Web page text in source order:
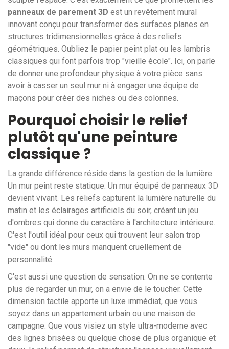
panneaux de parement 3D est un revêtement mural
innovant conçu pour transformer des surfaces planes en
structures tridimensionnelles grâce à des reliefs
géométriques . Oubliez le papier peint plat ou les lambris
classiques qui font parfois trop "vieille école". Ici, on parle
de donner une profondeur physique à votre pièce sans
avoir à casser un seul mur ni à engager une équipe de
maçons pour créer des niches ou des colonnes.
Pourquoi choisir le relief
plutôt qu'une peinture
classique ?
La grande différence réside dans la gestion de la lumière.
Un mur peint reste statique. Un mur équipé de panneaux 3D
devient vivant. Les reliefs capturent la lumière naturelle du
matin et les éclairages artificiels du soir, créant un jeu
d'ombres qui donne du caractère à l'architecture intérieure.
C'est l'outil idéal pour ceux qui trouvent leur salon trop
"vide" ou dont les murs manquent cruellement de
personnalité.
C'est aussi une question de sensation. On ne se contente
plus de regarder un mur, on a envie de le toucher. Cette
dimension tactile apporte un luxe immédiat, que vous
soyez dans un appartement urbain ou une maison de
campagne. Que vous visiez un style ultra-moderne avec
des lignes brisées ou quelque chose de plus organique et